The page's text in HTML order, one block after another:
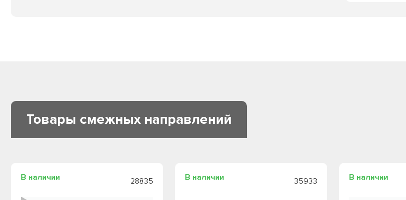
Товары смежных направлений
В наличии 28835 В наличии 35933 В наличии